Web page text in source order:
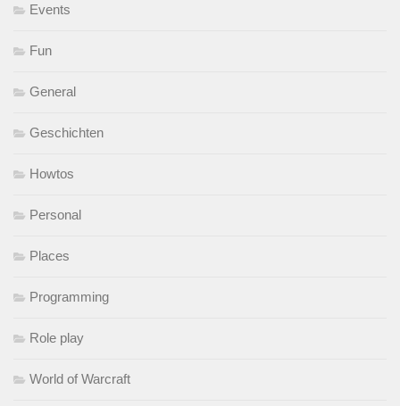
Events
Fun
General
Geschichten
Howtos
Personal
Places
Programming
Role play
World of Warcraft